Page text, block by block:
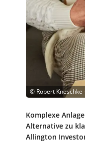
© Robert
Komplexe
Alternative zu
Allington